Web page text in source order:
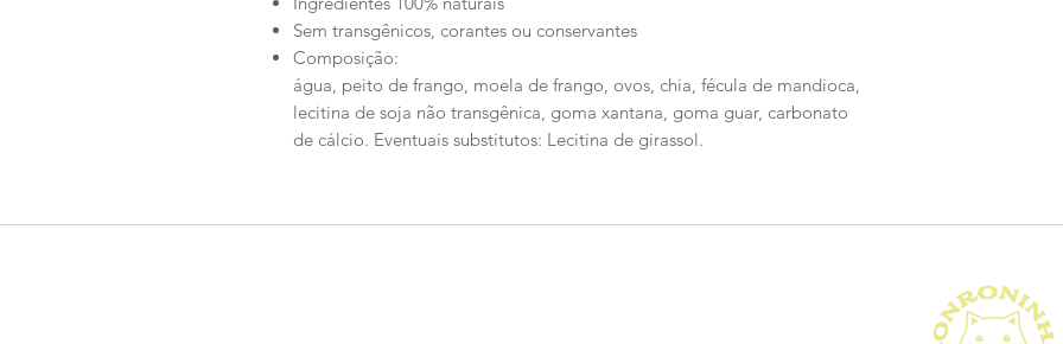
Sem transgênicos, corantes ou conservantes
Composição:
água, peito de frango, moela de frango, ovos, chia, fécula de mandioca,
lecitina de soja não transgênica, goma xantana, goma guar, carbonato
de cálcio. Eventuais substitutos: Lecitina de girassol.